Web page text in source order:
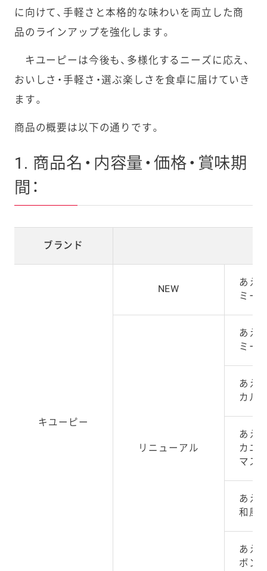
に向けて、手軽さと本格的な味わいを両立した商
品のラインアップを強化します。
キユーピーは今後も、多様化するニーズに応え、
おいしさ・手軽さ・選ぶ楽しさを食卓に届けていき
ます。
商品の概要は以下の通りです。
1. 商品名・内容量・価格・賞味期
間：
ブランド
キユーピー
NEW
あえ
ミー
リニューアル
あえ
ミー
あえ
カル
あえ
カニ
マス
あえ
和風
あえ
ボン